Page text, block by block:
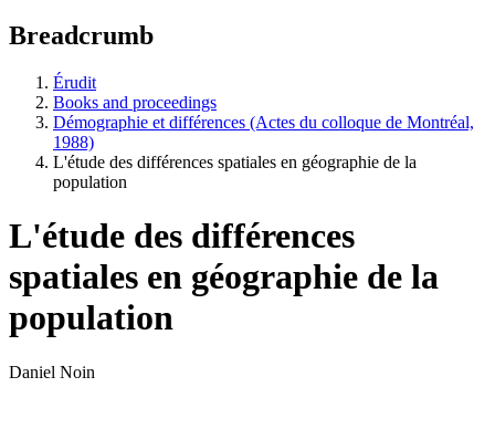
Breadcrumb
Érudit
Books and proceedings
Démographie et différences (Actes du colloque de Montréal,
1988)
L'étude des différences spatiales en géographie de la
population
L'étude des différences
spatiales en géographie de la
population
Daniel Noin